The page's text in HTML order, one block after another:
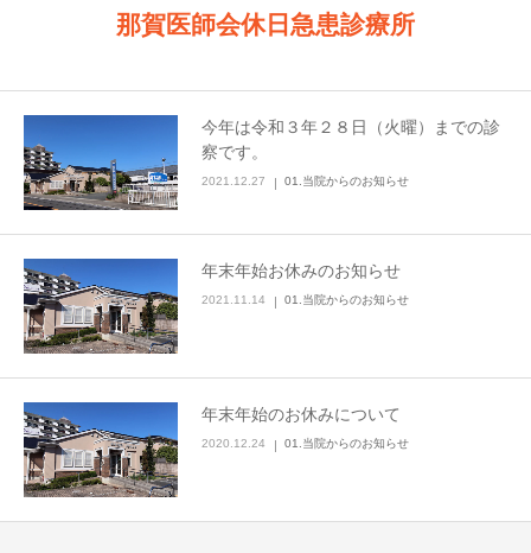
那賀医師会休日急患診療所
今年は令和３年２８日（火曜）までの診
察です。
2021.12.27 01.当院からのお知らせ
年末年始お休みのお知らせ
2021.11.14 01.当院からのお知らせ
年末年始のお休みについて
2020.12.24 01.当院からのお知らせ
よくある質問